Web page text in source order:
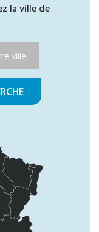
la ville de